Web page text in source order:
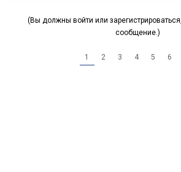
(Вы должны войти или
сообщение.)
1 2 3 4 5 6